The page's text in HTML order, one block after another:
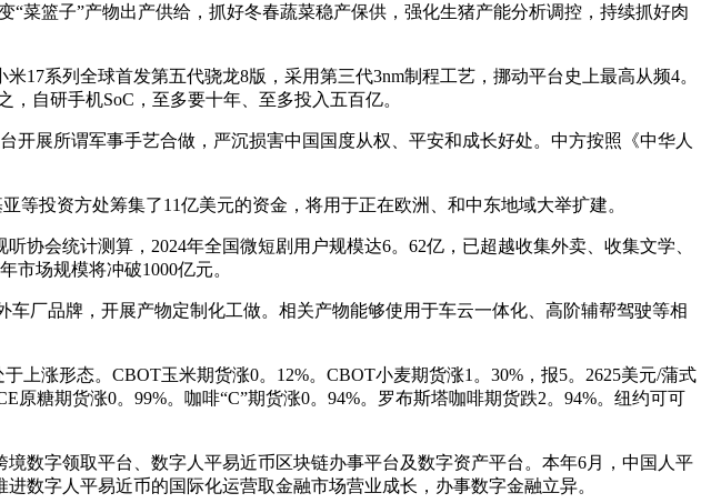
篮子”产物出产供给，抓好冬春蔬菜稳产保供，强化生猪产能分析调控，持续抓好肉
系列全球首发第五代骁龙8版，采用第三代3nm制程工艺，挪动平台史上最高从频4。
自研手机SoC，至多要十年、至多投入五百亿。
展所谓军事手艺合做，严沉损害中国国度从权、平安和成长好处。中方按照《中华人
投资方处筹集了11亿美元的资金，将用于正在欧洲、和中东地域大举扩建。
会统计测算，2024年全国微短剧用户规模达6。62亿，已超越收集外卖、收集文学、
市场规模将冲破1000亿元。
厂品牌，开展产物定制化工做。相关产物能够使用于车云一体化、高阶辅帮驾驶等相
涨形态。CBOT玉米期货涨0。12%。CBOT小麦期货涨1。30%，报5。2625美元/蒲式
糖期货涨0。99%。咖啡“C”期货涨0。94%。罗布斯塔咖啡期货跌2。94%。纽约可可
字领取平台、数字人平易近币区块链办事平台及数字资产平台。本年6月，中国人平
数字人平易近币的国际化运营取金融市场营业成长，办事数字金融立异。